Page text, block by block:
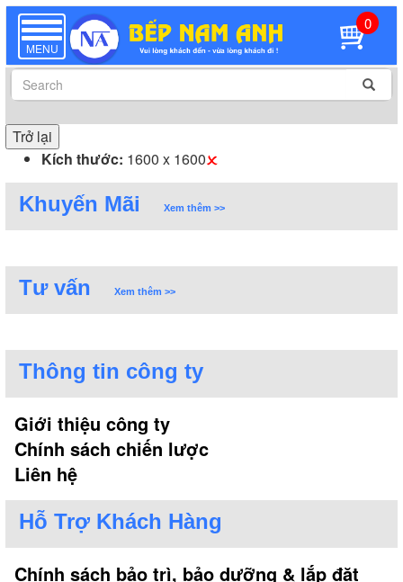
TOGGLE
NAVIGATION
MENU
0
Trở lại
Kích thước: 1600 x 1600
Khuyến Mãi Xem thêm >>
Tư vấn Xem thêm >>
Thông tin công ty
Giới thiệu công ty
Chính sách chiến lược
Liên hệ
Hỗ Trợ Khách Hàng
Chính sách bảo trì, bảo dưỡng & lắp đặt